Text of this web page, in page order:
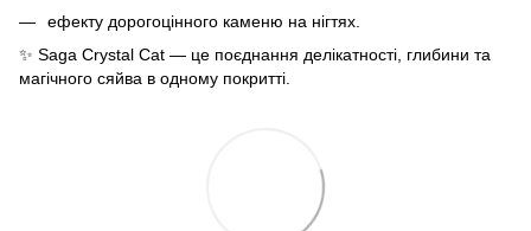
ефекту дорогоцінного каменю на нігтях.
✨ Saga Crystal Cat — це поєднання делікатності, глибини та
магічного сяйва в одному покритті.